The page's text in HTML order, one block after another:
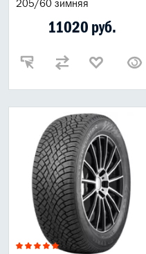
205/60 зимняя
11020 руб.